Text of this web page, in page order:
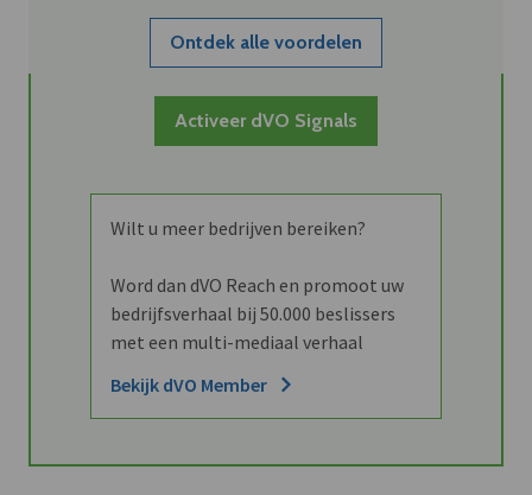
Ontdek alle voordelen
Activeer dVO Signals
Wilt u meer bedrijven bereiken?
Word dan dVO Reach en promoot uw
bedrijfsverhaal bij 50.000 beslissers
met een multi-mediaal verhaal
Bekijk dVO Member